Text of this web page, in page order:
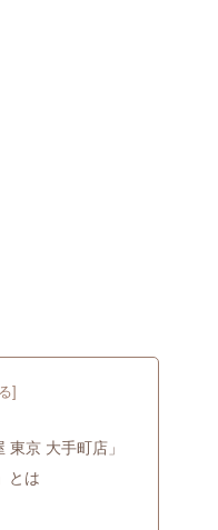
京 大手町店」
とは